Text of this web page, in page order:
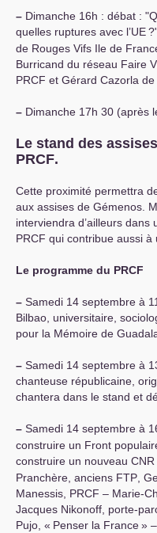
– Dimanche 16h : débat :
quelles ruptures avec l’UE
de Rouges Vifs Ile de
Burricand du réseau Faire
PRCF et Gérard Cazorla de
– Dimanche 17h 30 (après
Le stand des
PRCF.
Cette proximité permettra
aux assises de Gémenos.
interviendra d’ailleurs
PRCF qui contribue aussi à
Le programme du PRCF
– Samedi 14 septembre à
Bilbao, universitaire,
pour la Mémoire de
– Samedi 14 septembre à
chanteuse républicaine,
chantera dans le stand et
– Samedi 14 septembre à
construire un Front
construire un nouveau CNR
Pranchère, anciens FTP ,
Manessis, PRCF – Marie-
Jacques Nikonoff, porte-
Pujo, « Penser la France»